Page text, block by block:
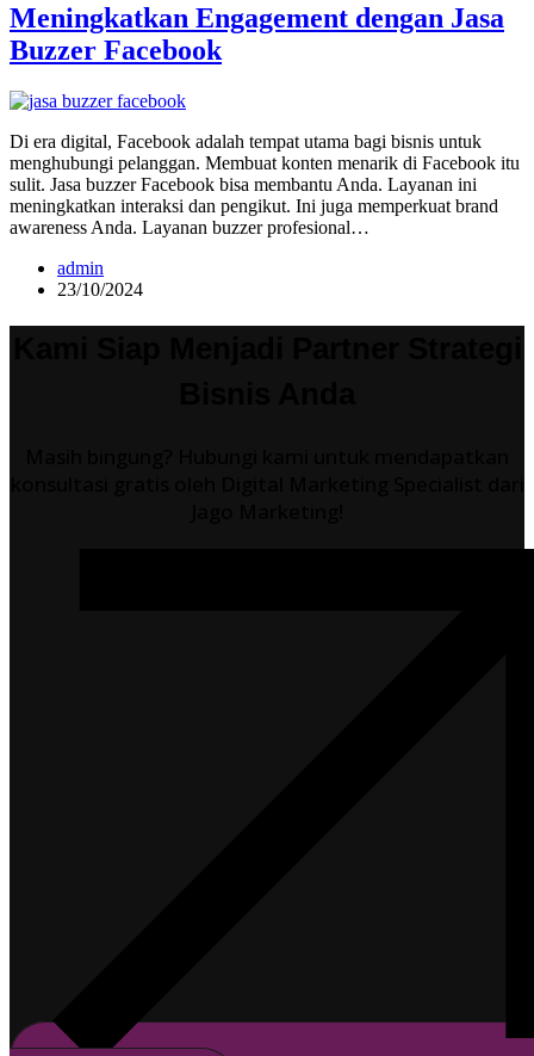
Meningkatkan Engagement dengan Jasa
Buzzer Facebook
Di era digital, Facebook adalah tempat utama bagi bisnis untuk
menghubungi pelanggan. Membuat konten menarik di Facebook itu
sulit. Jasa buzzer Facebook bisa membantu Anda. Layanan ini
meningkatkan interaksi dan pengikut. Ini juga memperkuat brand
awareness Anda. Layanan buzzer profesional…
admin
23/10/2024